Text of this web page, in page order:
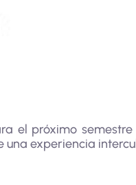
el próximo semestre
experiencia